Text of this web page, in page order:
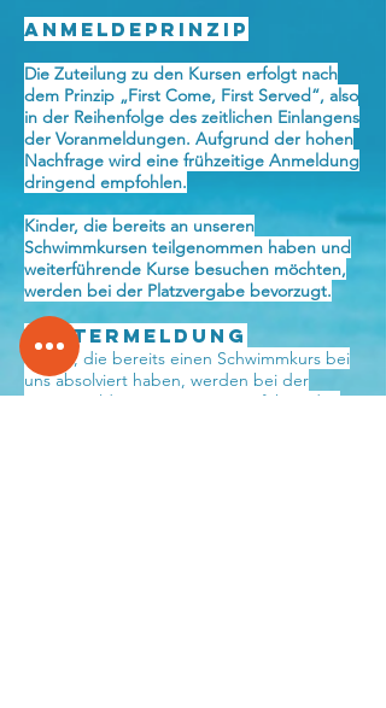
Anmeldeprinzip
Die Zuteilung zu den Kursen erfolgt nach
dem Prinzip „First Come, First Served“, also
in der Reihenfolge des zeitlichen Einlangens
der Voranmeldungen. Aufgrund der hohen
Nachfrage wird eine frühzeitige Anmeldung
dringend empfohlen.
Kinder, die bereits an unseren
Schwimmkursen teilgenommen haben und
weiterführende Kurse besuchen möchten,
werden bei der Platzvergabe bevorzugt.
Weitermeldung
Kinder, die bereits einen Schwimmkurs bei
uns absolviert haben, werden bei der
Weitermeldung in einen weiterführenden